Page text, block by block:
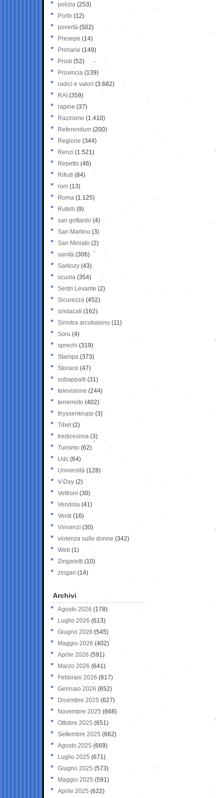
polizia (253)
Porto (12)
povertà (502)
Presepe (14)
Primarie (149)
Prodi (52)
Provincia (139)
radici e valori (3.682)
RAI (359)
rapine (37)
Razzismo (1.410)
Referendum (200)
Regione (344)
Renzi (1.521)
Repetto (46)
Rifiuti (84)
rom (13)
Roma (1.125)
Rutelli (9)
san gottardo (4)
San Martino (3)
San Miniato (2)
sanità (306)
Sarkozy (43)
scuola (354)
Sestri Levante (2)
Sicurezza (452)
sindacati (162)
Sinistra arcobaleno (11)
Soru (4)
sprechi (319)
Stampa (373)
Storace (47)
subappalti (31)
televisione(244)
terremoto (402)
thyssenkrupp (3)
Tibet(2)
tredicesima (3)
Turismo (62)
Udc (64)
Università (128)
V-Day (2)
Veltroni (30)
Vendola (41)
Verdi (16)
Vincenzi (30)
violenza sulle donne (342)
Web (1)
Zingaretti (10)
zingari (14)
Archivi
Agosto 2026 (178)
Luglio 2026 (613)
Giugno 2026 (545)
Maggio 2026 (402)
Aprile 2026 (591)
Marzo 2026 (641)
Febbraio 2026 (617)
Gennaio 2026 (652)
Dicembre 2025 (627)
Novembre 2025 (668)
Ottobre 2025 (651)
Settembre 2025 (662)
Agosto 2025 (669)
Luglio 2025 (671)
Giugno 2025 (573)
Maggio 2025 (591)
Aprile 2025 (622)